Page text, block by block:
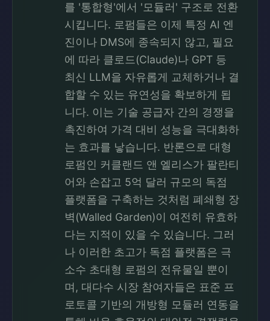
를 '통합형'에서 '모듈러' 구조로 전환
시킵니다. 로펌들은 이제 특정 AI 엔
진이나 DMS에 종속되지 않고, 필요
에 따라 클로드(Claude)나 GPT 등
최신 LLM을 자유롭게 교체하거나 결
합할 수 있는 유연성을 확보하게 됩
니다. 이는 기술 공급자 간의 경쟁을
촉진하여 가격 대비 성능을 극대화하
는 효과를 낳습니다. 반론으로 대형
로펌인 커클랜드 앤 엘리스가 팔란티
어와 손잡고 5억 달러 규모의 독점
플랫폼을 구축하는 것처럼 폐쇄형 장
벽(Walled Garden)이 여전히 유효하
다는 지적이 있을 수 있습니다. 그러
나 이러한 초고가 독점 플랫폼은 극
소수 초대형 로펌의 전유물일 뿐이
며, 대다수 시장 참여자들은 표준 프
로토콜 기반의 개방형 모듈러 연동을